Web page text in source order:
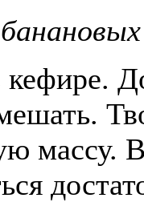
массу.